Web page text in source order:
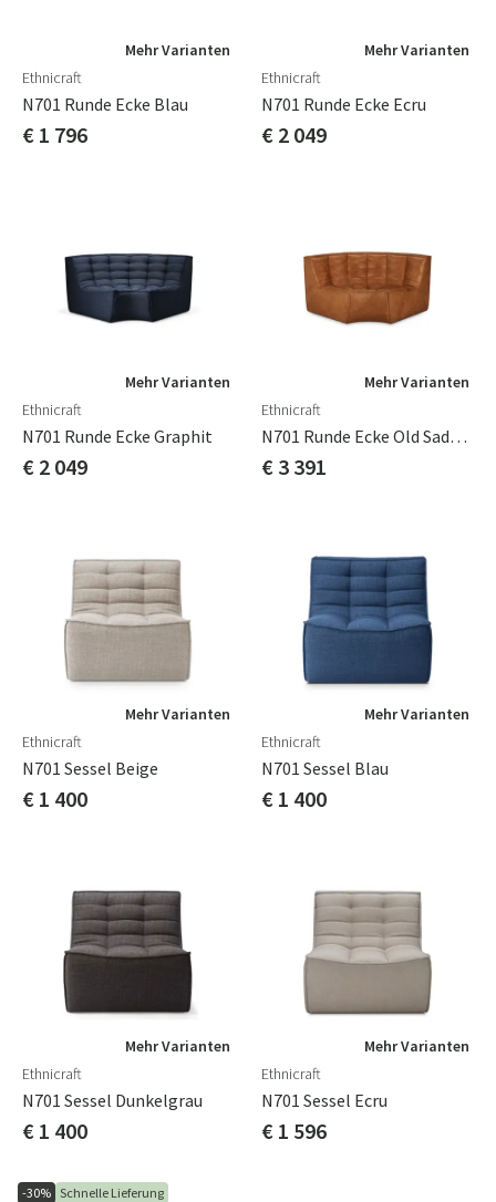
Mehr Varianten
Ethnicraft
N701 Runde Ecke Blau
€ 1 796
Mehr Varianten
Ethnicraft
N701 Runde Ecke Ecru
€ 2 049
Mehr Varianten
Ethnicraft
N701 Runde Ecke Graphit
€ 2 049
Mehr Varianten
Ethnicraft
N701 Runde Ecke Old Saddle Leder
€ 3 391
Mehr Varianten
Ethnicraft
N701 Sessel Beige
€ 1 400
Mehr Varianten
Ethnicraft
N701 Sessel Blau
€ 1 400
Mehr Varianten
Ethnicraft
N701 Sessel Dunkelgrau
€ 1 400
Mehr Varianten
Ethnicraft
N701 Sessel Ecru
€ 1 596
-30% Schnelle Lieferung